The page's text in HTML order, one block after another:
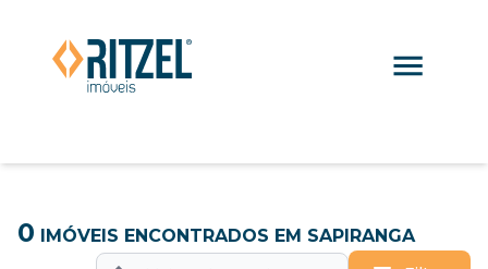
0 IMÓVEIS ENCONTRADOS EM SAPIRANGA